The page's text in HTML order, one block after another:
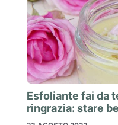
Esfoliante fai da
ringrazia: stare